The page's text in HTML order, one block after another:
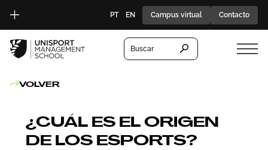
PT EN Campus virtual Contacto
Buscar
VOLVER
¿CUÁL ES EL ORIGEN
DE LOS ESPORTS?